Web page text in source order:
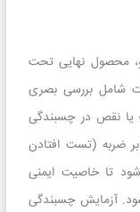
محصول نهایی تحت
شامل بررسی بصری
یا نقص در چسبندگی
ضربه (تست افتادن
تا خاصیت ایمنی
آزمایش چسبندگی